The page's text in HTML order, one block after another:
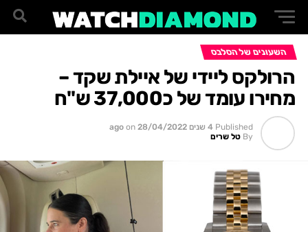
השעונים של הסלבס
הרולקס ליידי של איילת שקד –
מחירו עומד של כ37,000 ש"ח
Published 4 שנים ago on 28/04/2022
By טל שרים